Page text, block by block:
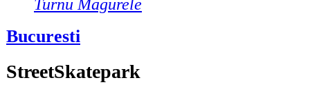
Bucuresti
StreetSkatepark